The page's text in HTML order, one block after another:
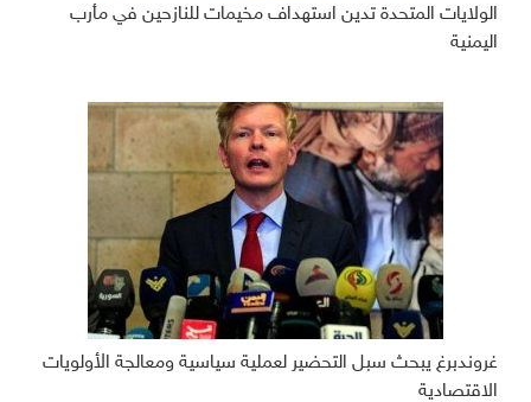
الولايات المتحدة تدين استهداف مخيمات للنازحين في مأرب
اليمنية
غروندبرغ يبحث سبل التحضير لعملية سياسية ومعالجة الأولويات
الاقتصادية